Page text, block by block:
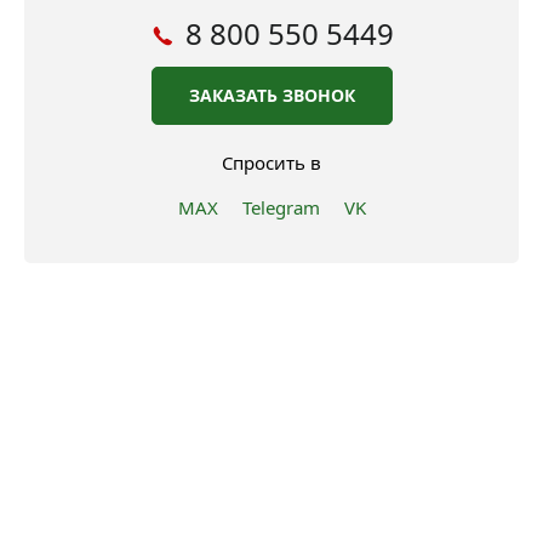
8 800 550 5449
ЗАКАЗАТЬ ЗВОНОК
Спросить в
MAX
Telegram VK